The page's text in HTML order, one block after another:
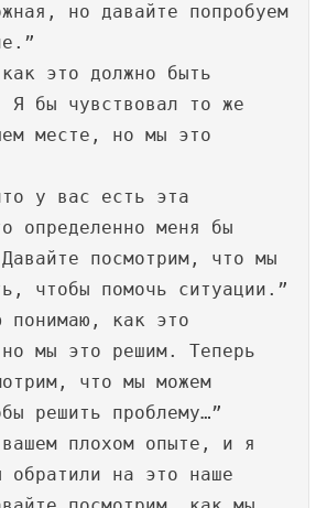
но давайте попробуем
это должно быть
Я бы чувствовал то же
месте, но мы это
у вас есть эта
определенно меня бы
посмотрим, что мы
чтобы помочь ситуации.”
понимаю, как это
мы это решим. Теперь
что мы можем
решить проблему…”
плохом опыте, и я
на это наше